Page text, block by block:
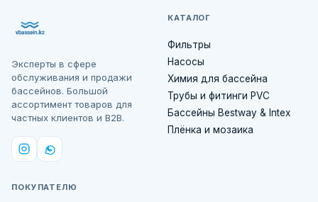
Эксперты в сфере
обслуживания и продажи
бассейнов. Большой
ассортимент товаров для
частных клиентов и B2B.
КАТАЛОГ
Фильтры
Насосы
Химия для бассейна
Трубы и фитинги PVC
Бассейны Bestway & Intex
Плёнка и мозаика
ПОКУПАТЕЛЮ